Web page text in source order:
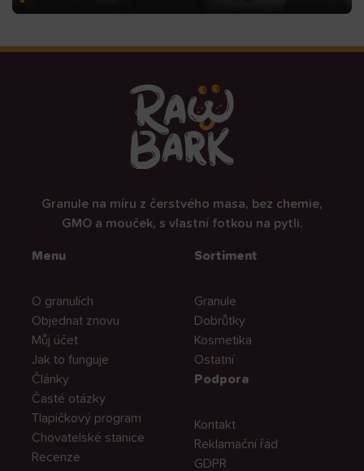
Granule na míru z čerstvého masa, bez chemie,
GMO a mouček, s vlastní fotkou na pytli.
Menu
O granulích
Objednat znovu
Můj účet
Jak to funguje
Články
Časté otázky
Tlapičkový program
Chovatelské stanice
Recenze
Sortiment
Granule
Dobrůtky
Kosmetika
Ostatní
Podpora
Kontakt
Reklamační řád
GDPR